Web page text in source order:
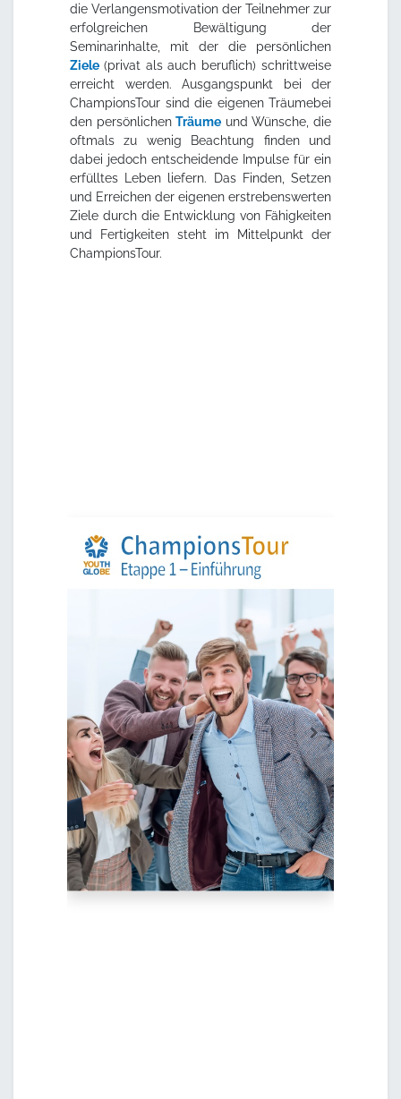
die Verlangensmotivation der Teilnehmer zur
erfolgreichen Bewältigung der
Seminarinhalte, mit der die persönlichen
Ziele (privat als auch beruflich) schrittweise
erreicht werden. Ausgangspunkt bei der
ChampionsTour sind die eigenen Träumebei
den persönlichenTräume und Wünsche, die
oftmals zu wenig Beachtung finden und
dabei jedoch entscheidende Impulse für ein
erfülltes Leben liefern. Das Finden, Setzen
und Erreichen der eigenen erstrebenswerten
Ziele durch die Entwicklung von Fähigkeiten
und Fertigkeiten steht im Mittelpunkt der
ChampionsTour.